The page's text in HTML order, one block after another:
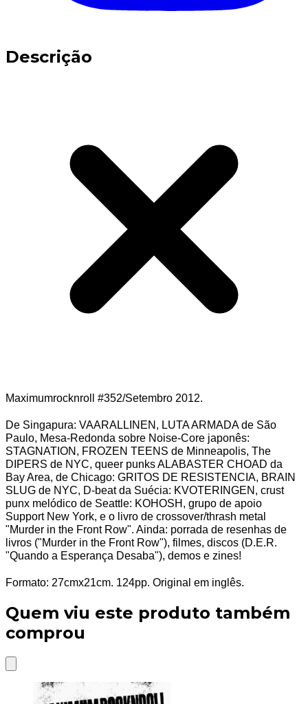
Descrição
Maximumrocknroll #352/Setembro 2012.
De Singapura: VAARALLINEN, LUTA ARMADA de São
Paulo, Mesa-Redonda sobre Noise-Core japonês:
STAGNATION, FROZEN TEENS de Minneapolis, The
DIPERS de NYC, queer punks ALABASTER CHOAD da
Bay Area, de Chicago: GRITOS DE RESISTENCIA, BRAIN
SLUG de NYC, D-beat da Suécia: KVOTERINGEN, crust
punx melódico de Seattle: KOHOSH, grupo de apoio
Support New York, e o livro de crossover/thrash metal
"Murder in the Front Row". Ainda: porrada de resenhas de
livros ("Murder in the Front Row"), filmes, discos (D.E.R.
"Quando a Esperança Desaba"), demos e zines!
Formato: 27cmx21cm. 124pp. Original em inglês.
Quem viu este produto também
comprou